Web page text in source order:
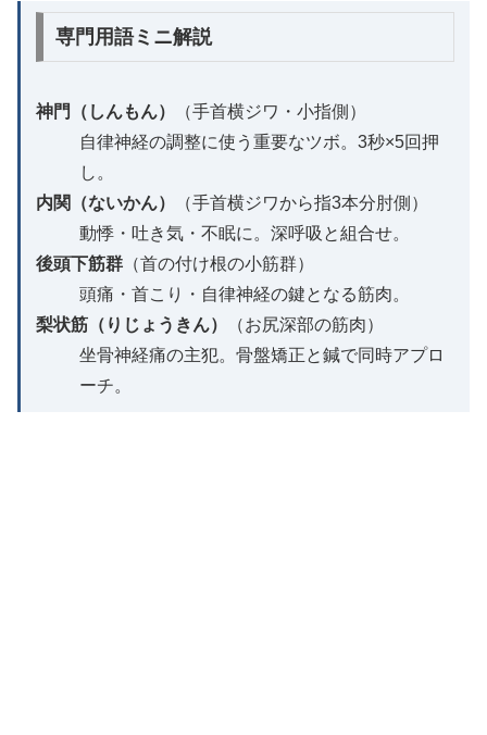
専門用語ミニ解説
神門（しんもん）
（手首横ジワ・小指側）
自律神経の調整に使う重要なツボ。3秒×5回押
し。
内関（ないかん）
（手首横ジワから指3本分肘側）
動悸・吐き気・不眠に。深呼吸と組合せ。
後頭下筋群 （首の付け根の小筋群）
頭痛・首こり・自律神経の鍵となる筋肉。
梨状筋（りじょうきん）
（お尻深部の筋肉）
坐骨神経痛の主犯。骨盤矯正と鍼で同時アプロ
ーチ。